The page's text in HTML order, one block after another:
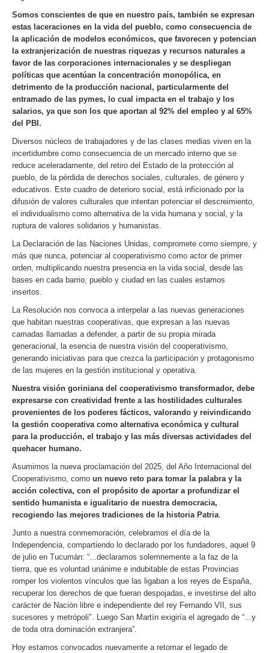
Somos conscientes de que en nuestro país, también se expresan
estas laceraciones en la vida del pueblo, como consecuencia de
la aplicación de modelos económicos, que favorecen y potencian
la extranjerización de nuestras riquezas y recursos naturales a
favor de las corporaciones internacionales y se despliegan
políticas que acentúan la concentración monopólica, en
detrimento de la producción nacional, particularmente del
entramado de las pymes, lo cual impacta en el trabajo y los
salarios, ya que son los que aportan al 92% del empleo y al 65%
del PBI.
Diversos núcleos de trabajadores y de las clases medias viven en la
incertidumbre como consecuencia de un mercado interno que se
reduce aceleradamente, del retiro del Estado de la protección al
pueblo, de la pérdida de derechos sociales, culturales, de género y
educativos. Este cuadro de deterioro social, está inficionado por la
difusión de valores culturales que intentan potenciar el descreimiento,
el individualismo como alternativa de la vida humana y social, y la
ruptura de valores solidarios y humanistas.
La Declaración de las Naciones Unidas, compromete como siempre, y
más que nunca, potenciar al cooperativismo como actor de primer
orden, multiplicando nuestra presencia en la vida social, desde las
bases en cada barrio, pueblo y ciudad en las cuales estamos
insertos.
La Resolución nos convoca a interpelar a las nuevas generaciones
que habitan nuestras cooperativas, que expresan a las nuevas
camadas llamadas a defender, a partir de su propia mirada
generacional, la esencia de nuestra visión del cooperativismo,
generando iniciativas para que crezca la participación y protagonismo
de las mujeres en la gestión institucional y operativa.
Nuestra visión goriniana del cooperativismo transformador, debe
expresarse con creatividad frente a las hostilidades culturales
provenientes de los poderes fácticos, valorando y reivindicando
la gestión cooperativa como alternativa económica y cultural
para la producción, el trabajo y las más diversas actividades del
quehacer humano.
Asumimos la nueva proclamación del 2025, del Año Internacional del
Cooperativismo, como un nuevo reto para tomar la palabra y la
acción colectiva, con el propósito de aportar a profundizar el
sentido humanista e igualitario de nuestra democracia,
recogiendo las mejores tradiciones de la historia Patria.
Junto a nuestra conmemoración, celebramos el día de la
Independencia, compartiendo lo declarado por los fundadores, aquel 9
de julio en Tucumán: “...declaramos solemnemente a la faz de la
tierra, que es voluntad unánime e indubitable de estas Provincias
romper los violentos vínculos que las ligaban a los reyes de España,
recuperar los derechos de que fueran despojadas, e investirse del alto
carácter de Nación libre e independiente del rey Fernando VII, sus
sucesores y metrópoli". Luego San Martín exigiría el agregado de “...y
de toda otra dominación extranjera”.
Hoy estamos convocados nuevamente a retomar el legado de